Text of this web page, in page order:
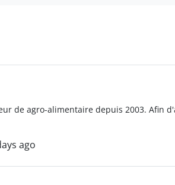
de agro-alimentaire depuis 2003. Afin
ago